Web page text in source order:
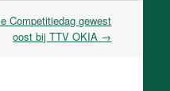
Competitiedag gewest
oost bij TTV OKIA →